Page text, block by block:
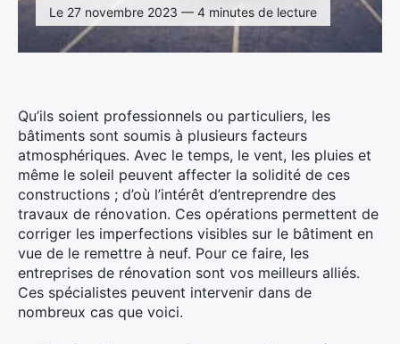
Le 27 novembre 2023 — 4 minutes de lecture
Qu’ils soient professionnels ou particuliers, les
bâtiments sont soumis à plusieurs facteurs
atmosphériques. Avec le temps, le vent, les pluies et
même le soleil peuvent affecter la solidité de ces
constructions ; d’où l’intérêt d’entreprendre des
travaux de rénovation. Ces opérations permettent de
corriger les imperfections visibles sur le bâtiment en
vue de le remettre à neuf. Pour ce faire, les
entreprises de rénovation sont vos meilleurs alliés.
Ces spécialistes peuvent intervenir dans de
nombreux cas que voici.